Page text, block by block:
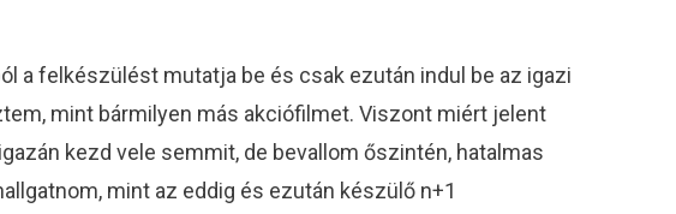
a felkészülést mutatja be és csak ezután indul be az igazi
mint bármilyen más akciófilmet. Viszont miért jelent
kezd vele semmit, de bevallom őszintén, hatalmas
mint az eddig és ezután készülő n+1